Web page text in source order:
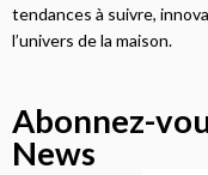
tendances à suivre,
l’univers de la maison.
Abonnez-
News